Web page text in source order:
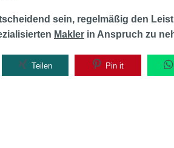
sein, regelmäßig den
Makler in Anspruch zu
Teilen Pin it